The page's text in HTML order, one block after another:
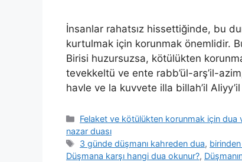
İnsanlar rahatsız hissettiğinde, bu
kurtulmak için korunmak önemlidir.
Birisi huzursuzsa, kötülükten
tevekkeltü ve ente rabb’ül-arş’il-
havle ve la kuvvete illa billah’il
Felaket ve kötülükten korunmak için dua
nazar duası
3 günde düşmanı kahreden dua,
Düşmana karşı hangi dua okunur?,